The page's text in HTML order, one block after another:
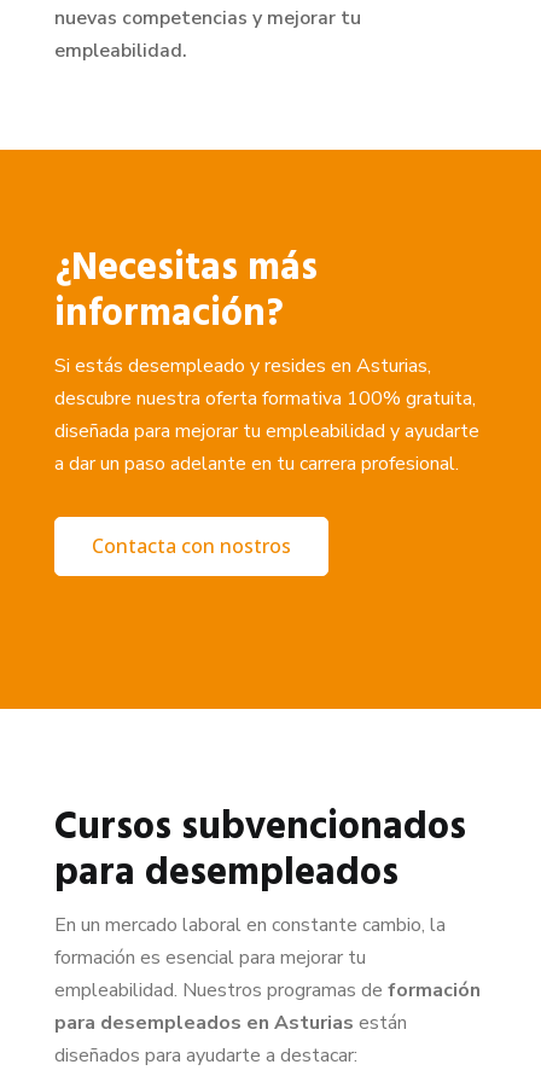
nuevas competencias y mejorar tu
empleabilidad.
¿Necesitas más
información?
Si estás desempleado y resides en Asturias,
descubre nuestra oferta formativa 100% gratuita,
diseñada para mejorar tu empleabilidad y ayudarte
a dar un paso adelante en tu carrera profesional.
Contacta con nostros
Cursos subvencionados
para desempleados
En un mercado laboral en constante cambio, la
formación es esencial para mejorar tu
empleabilidad. Nuestros programas de formación
para desempleados en Asturias están
diseñados para ayudarte a destacar: